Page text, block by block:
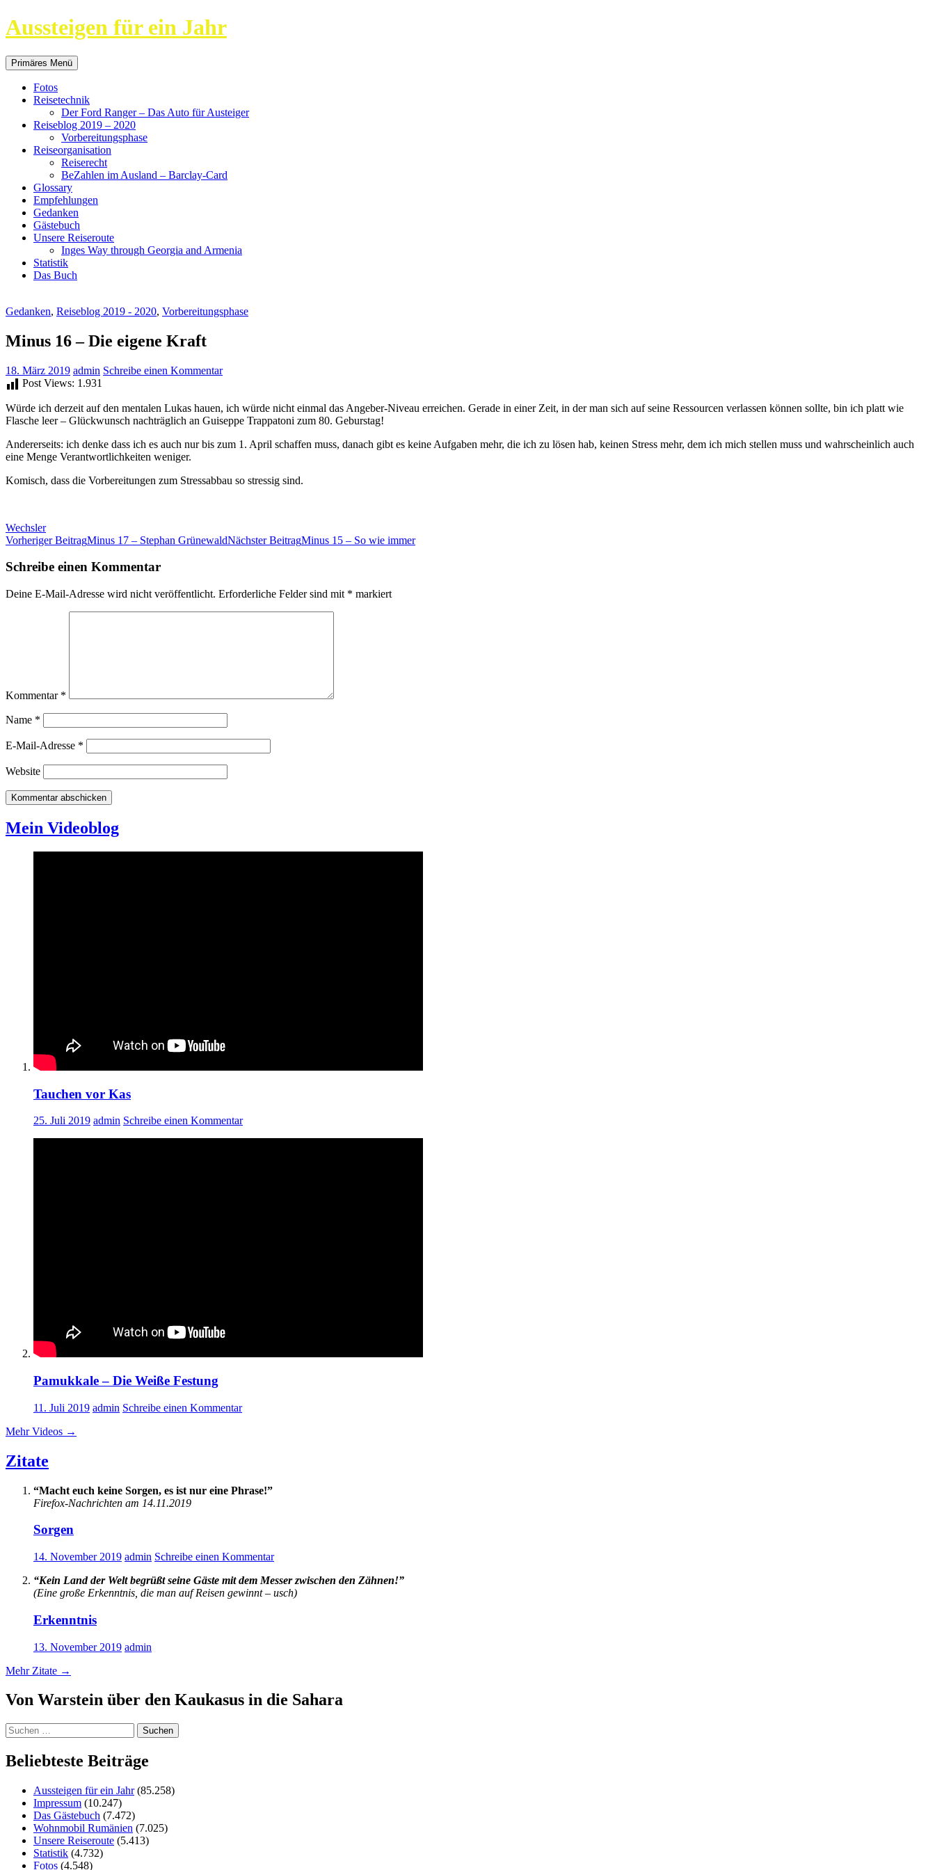
Aussteigen für ein Jahr
Suchen
Primäres Menü Springe
zum
Fotos
Reisetechnik
Der Ford Ranger – Das Auto für Austeiger
Reiseblog 2019 – 2020
Vorbereitungsphase
Reiseorganisation
Reiserecht
BeZahlen im Ausland – Barclay-Card
Glossary
Empfehlungen
Gedanken
Gästebuch
Unsere Reiseroute
Inges Way through Georgia and Armenia
Statistik
Das Buch
Gedanken, Reiseblog 2019 - 2020, Vorbereitungsphase
Minus 16 – Die eigene Kraft
18. März 2019 admin Schreibe einen Kommentar
Post Views: 1.931
Würde ich derzeit auf den mentalen Lukas hauen, ich würde nicht einmal das Angeber-Niveau erreichen. Gerade in einer Zeit, in der man sich auf seine Ressourcen verlassen können sollte, bin ich platt wie
Flasche leer – Glückwunsch nachträglich an Guiseppe Trappatoni zum 80. Geburstag!
Andererseits: ich denke dass ich es auch nur bis zum 1. April schaffen muss, danach gibt es keine Aufgaben mehr, die ich zu lösen hab, keinen Stress mehr, dem ich mich stellen muss und wahrscheinlich auch
eine Menge Verantwortlichkeiten weniger.
Komisch, dass die Vorbereitungen zum Stressabbau so stressig sind.
Wechsler
Beitrags-
Navigation
Vorheriger BeitragMinus 17 – Stephan GrünewaldNächster BeitragMinus 15 – So wie immer
Schreibe einen Kommentar
Deine E-Mail-Adresse wird nicht veröffentlicht. Erforderliche Felder sind mit * markiert
Kommentar *
Name *
E-Mail-Adresse *
Website
Mein Videoblog
Tauchen vor Kas
25. Juli 2019 admin Schreibe einen Kommentar
Pamukkale – Die Weiße Festung
11. Juli 2019 admin Schreibe einen Kommentar
Mehr Videos →
Zitate
“Macht euch keine Sorgen, es ist nur eine Phrase!”
Firefox-Nachrichten am 14.11.2019
Sorgen
14. November 2019 admin Schreibe einen Kommentar
“Kein Land der Welt begrüßt seine Gäste mit dem Messer zwischen den Zähnen!”
(Eine große Erkenntnis, die man auf Reisen gewinnt – usch)
Erkenntnis
13. November 2019 admin
Mehr Zitate →
Von Warstein über den Kaukasus in die Sahara
Suchen
nach:
Beliebteste Beiträge
Aussteigen für ein Jahr (85.258)
Impressum (10.247)
Das Gästebuch (7.472)
Wohnmobil Rumänien (7.025)
Unsere Reiseroute (5.413)
Statistik (4.732)
Fotos (4.548)